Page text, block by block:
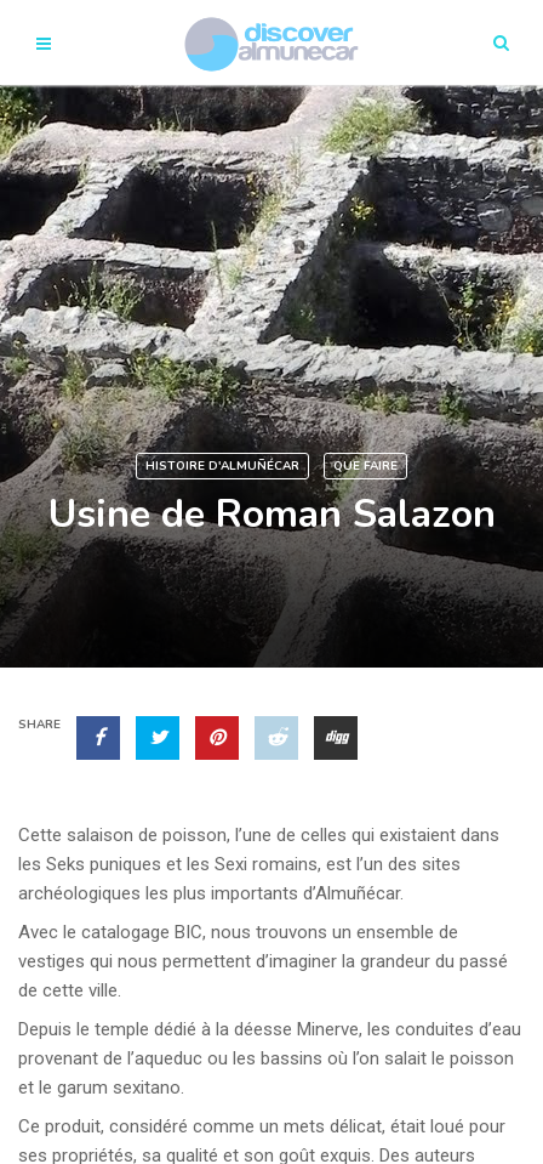
HISTOIRE D'ALMUÑÉCAR QUE FAIRE
Usine de Roman Salazon
SHARE
Cette salaison de poisson, l’une de celles qui existaient dans
les Seks puniques et les Sexi romains, est l’un des sites
archéologiques les plus importants d’Almuñécar.
Avec le catalogage BIC, nous trouvons un ensemble de
vestiges qui nous permettent d’imaginer la grandeur du passé
de cette ville.
Depuis le temple dédié à la déesse Minerve, les conduites d’eau
provenant de l’aqueduc ou les bassins où l’on salait le poisson
et le garum sexitano.
Ce produit, considéré comme un mets délicat, était loué pour
ses propriétés, sa qualité et son goût exquis. Des auteurs